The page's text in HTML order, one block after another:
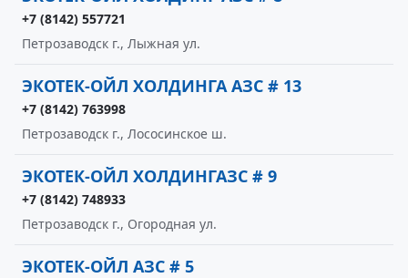
+7 (8142) 557721
Петрозаводск г., Лыжная ул.
ЭКОТЕК-ОЙЛ ХОЛДИНГА АЗС # 13
+7 (8142) 763998
Петрозаводск г., Лососинское ш.
ЭКОТЕК-ОЙЛ ХОЛДИНГАЗС # 9
+7 (8142) 748933
Петрозаводск г., Огородная ул.
ЭКОТЕК-ОЙЛ АЗС # 5